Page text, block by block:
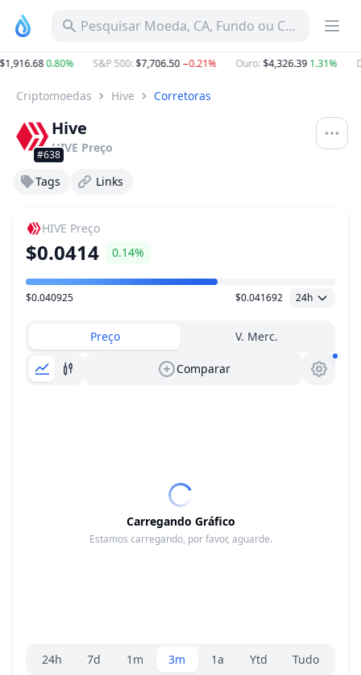
Pesquisar Moeda, CA, Fundo ou Categoria
0.80% S&P 500:$7,706.50−0.21% Ouro:$4,326.391.31%
Criptomoedas Hive Corretoras
#638
Hive
HIVE Preço
Tags Links
HIVE Preço
$0.0414 0.14%
Faixa de preço
$0.040925 $0.041692 24h
Preço V. Merc.
Comparar
Carregando Gráfico
Estamos carregando, por favor, aguarde.
Seletor de faixa
24h 7d 1m 3m 1a Ytd Tudo